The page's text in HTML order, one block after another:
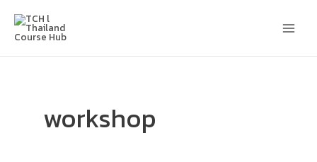
content
workshop